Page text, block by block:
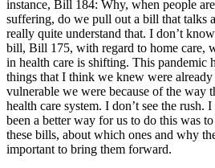
instance, Bill 184: Why, when people
suffering, do we pull out a bill that talks
really quite understand that. I don’t
bill, Bill 175, with regard to home care,
in health care is shifting. This pandemic
things that I think we knew were
vulnerable we were because of the way
health care system. I don’t see the
been a better way for us to do this was
these bills, about which ones and why
important to bring them forward.